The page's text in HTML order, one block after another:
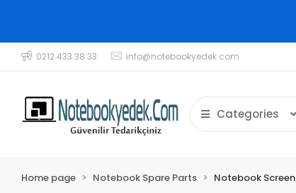
0212 433 38 33 info@notebookyedek.com
Categories
Home page Notebook Spare Parts Notebook Screen